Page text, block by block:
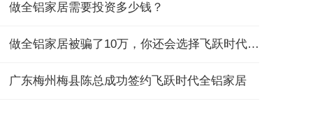
做全铝家居需要投资多少钱？
做全铝家居被骗了10万，你还会选择飞跃时代全铝家居吗？
广东梅州梅县陈总成功签约飞跃时代全铝家居